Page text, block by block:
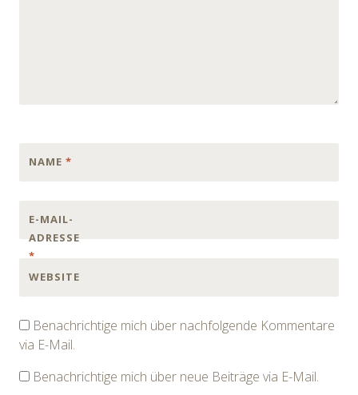
NAME *
E-MAIL-
ADRESSE
*
WEBSITE
Benachrichtige mich über nachfolgende Kommentare
via E-Mail.
Benachrichtige mich über neue Beiträge via E-Mail.